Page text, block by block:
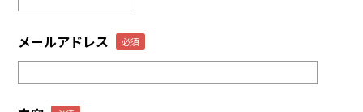
メールアドレス